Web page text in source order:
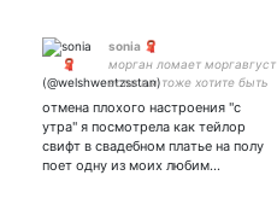
sonia 🧣
морган ломает моргавгуст
если вы тоже хотите быть
в курсе что это не про вас
я могу сказать потому что
мол это моя жизнь и она
хочет чтобы мне было
плохо /ij
отмена плохого настроения "с
утра" я посмотрела как тейлор
свифт в свадебном платье на полу
поет одну из моих любим…